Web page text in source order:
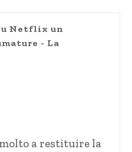
Netflix un
- La
a restituire la